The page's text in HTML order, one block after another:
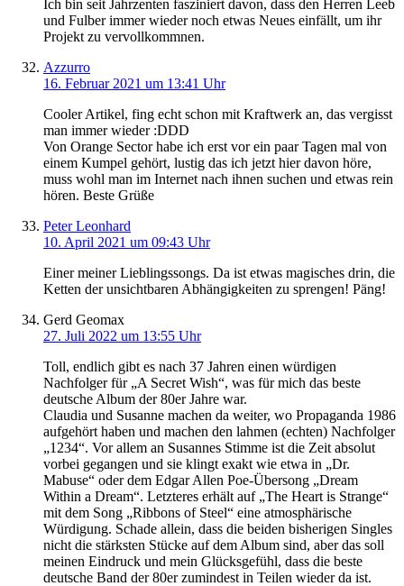
Ich bin seit Jahrzenten fasziniert davon, dass den Herren Leeb
und Fulber immer wieder noch etwas Neues einfällt, um ihr
Projekt zu vervollkommnen.
Azzurro
16. Februar 2021 um 13:41 Uhr
Cooler Artikel, fing echt schon mit Kraftwerk an, das vergisst
man immer wieder :DDD
Von Orange Sector habe ich erst vor ein paar Tagen mal von
einem Kumpel gehört, lustig das ich jetzt hier davon höre,
muss wohl man im Internet nach ihnen suchen und etwas rein
hören. Beste Grüße
Peter Leonhard
10. April 2021 um 09:43 Uhr
Einer meiner Lieblingssongs. Da ist etwas magisches drin, die
Ketten der unsichtbaren Abhängigkeiten zu sprengen! Päng!
Gerd Geomax
27. Juli 2022 um 13:55 Uhr
Toll, endlich gibt es nach 37 Jahren einen würdigen
Nachfolger für „A Secret Wish“, was für mich das beste
deutsche Album der 80er Jahre war.
Claudia und Susanne machen da weiter, wo Propaganda 1986
aufgehört haben und machen den lahmen (echten) Nachfolger
„1234“. Vor allem an Susannes Stimme ist die Zeit absolut
vorbei gegangen und sie klingt exakt wie etwa in „Dr.
Mabuse“ oder dem Edgar Allen Poe-Übersong „Dream
Within a Dream“. Letzteres erhält auf „The Heart is Strange“
mit dem Song „Ribbons of Steel“ eine atmosphärische
Würdigung. Schade allein, dass die beiden bisherigen Singles
nicht die stärksten Stücke auf dem Album sind, aber das soll
meinen Eindruck und mein Glücksgefühl, dass die beste
deutsche Band der 80er zumindest in Teilen wieder da ist.